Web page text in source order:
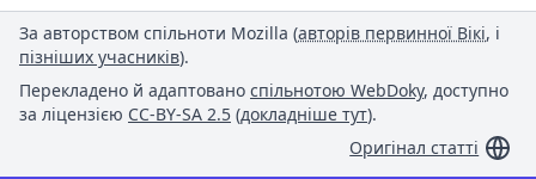
За авторством спільноти Mozilla (авторів первинної Вікі, і
пізніших учасників).
Перекладено й адаптовано спільнотою WebDoky, доступно
за ліцензією CC-BY-SA 2.5 (докладніше тут).
Оригінал статті